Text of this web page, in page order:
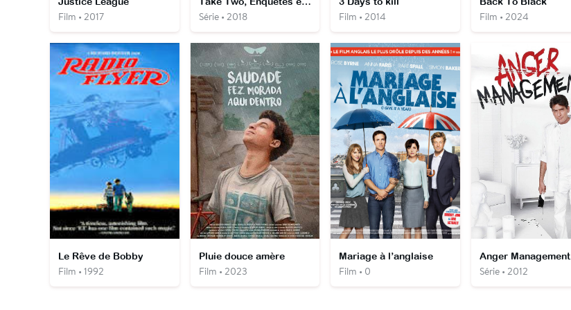
Film • 2017 Série • 2018 Film • 2014 Film • 2024
Le Rêve de Bobby
Film • 1992
Pluie douce amère
Film • 2023
Mariage à l’anglaise
Film • 0
Anger Management
Série • 2012